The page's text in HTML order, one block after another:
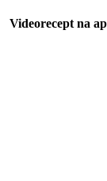
Videorecept na